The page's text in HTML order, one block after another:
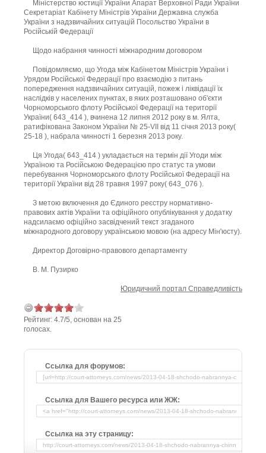
Міністерство юстиції України Апарат Верховної Ради України
Секретаріат Кабінету Міністрів України Державна служба
України з надзвичайних ситуацій Посольство України в
Російській Федерації
Щодо набрання чинності міжнародним договором
Повідомляємо, що Угода між Кабінетом Міністрів України і
Урядом Російської Федерації про взаємодію з питань
попередження надзвичайних ситуацій, пожеж і ліквідації їх
наслідків у населених пунктах, в яких розташовано об'єкти
Чорноморського флоту Російської Федерації на території
України( 643_414 ), вчинена 12 липня 2012 року в м. Ялта,
ратифікована Законом України № 25-VII від 11 січня 2013 року(
25-18 ), набрала чинності 1 березня 2013 року.
Ця Угода( 643_414 ) укладається на термін дії Угоди між
Україною та Російською Федерацією про статус та умови
перебування Чорноморського флоту Російської Федерації на
території України від 28 травня 1997 року( 643_076 ).
З метою включення до Єдиного реєстру нормативно-
правових актів України та офіційного опублікування у додатку
надсилаємо офіційно засвідчений текст згаданого
міжнародного договору українською мовою (на адресу Мін'юсту).
Директор Договірно-правового департаменту
В. М. Пузирко
Юридичний портал Справедливість
Рейтинг: 4.7/5, основан на 25
голосах.
Ссылка для форумов:
Ссылка для Вашего ресурса или ЖЖ:
Ссылка на эту страницу: